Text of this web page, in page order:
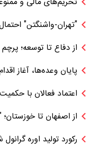
"تهران-واشنگتن"
از دفاع تا توسعه؛
پایان وعده‌ها، آغاز
اعتماد فعالان با
از اصفهان تا
رکورد تولید اوره